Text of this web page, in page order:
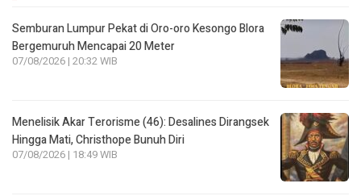
Semburan Lumpur Pekat di Oro-oro Kesongo Blora
Bergemuruh Mencapai 20 Meter
07/08/2026 | 20:32 WIB
Menelisik Akar Terorisme (46): Desalines Dirangsek
Hingga Mati, Christhope Bunuh Diri
07/08/2026 | 18:49 WIB